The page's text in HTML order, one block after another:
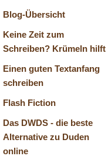
Blog-Übersicht
Keine Zeit zum
Schreiben? Krümeln hilft
Einen guten Textanfang
schreiben
Flash Fiction
Das DWDS - die beste
Alternative zu Duden
online